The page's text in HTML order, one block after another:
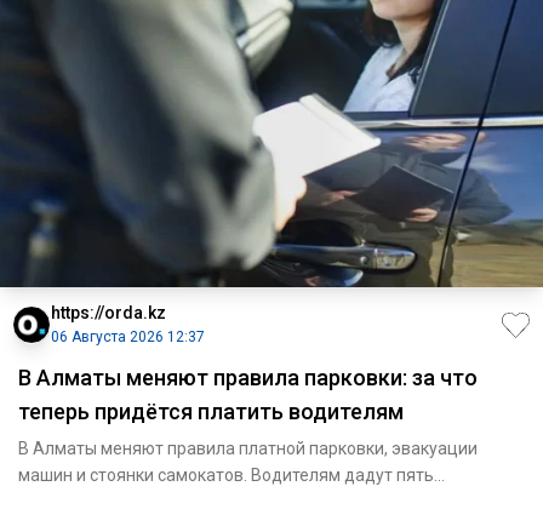
https://orda.kz
06 Августа 2026 12:37
В Алматы меняют правила парковки: за что
теперь придётся платить водителям
В Алматы меняют правила платной парковки, эвакуации
машин и стоянки самокатов. Водителям дадут пять